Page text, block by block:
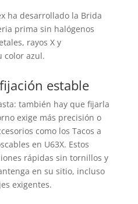
ha desarrollado la Brida
prima sin halógenos
rayos X y
color azul.
estable
también hay que fijarla
exige más precisión o
como los Tacos a
en U63X. Estos
rápidas sin tornillos y
en su sitio, incluso
exigentes.